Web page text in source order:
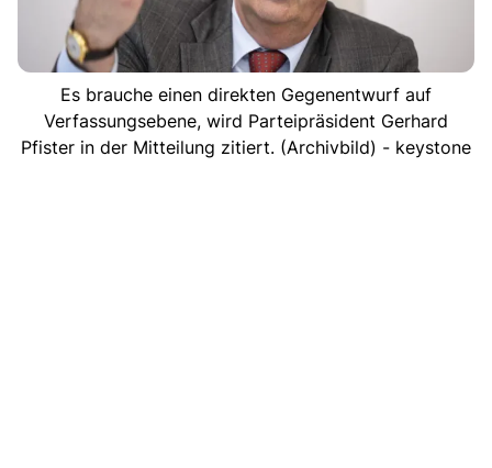
Es brauche einen direkten Gegenentwurf auf
Verfassungsebene, wird Parteipräsident Gerhard
Pfister in der Mitteilung zitiert. (Archivbild) - keystone